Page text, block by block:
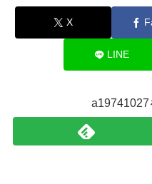
X
LINE
a19741027